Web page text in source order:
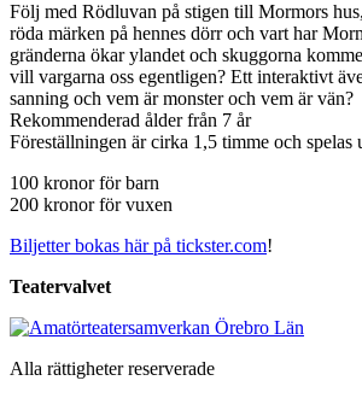
Följ med Rödluvan på stigen till Mormors
röda märken på hennes dörr och vart har
gränderna ökar ylandet och skuggorna
vill vargarna oss egentligen? Ett interaktivt
sanning och vem är monster och vem är vän?
Rekommenderad ålder från 7 år
Föreställningen är cirka 1,5 timme och spelas
100 kronor för barn
200 kronor för vuxen
Biljetter bokas här på tickster.com!
Teatervalvet
Alla rättigheter reserverade